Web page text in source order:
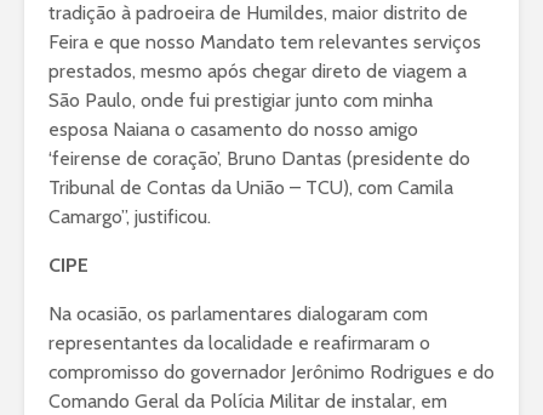
tradição à padroeira de Humildes, maior distrito de
Feira e que nosso Mandato tem relevantes serviços
prestados, mesmo após chegar direto de viagem a
São Paulo, onde fui prestigiar junto com minha
esposa Naiana o casamento do nosso amigo
‘feirense de coração’, Bruno Dantas (presidente do
Tribunal de Contas da União – TCU), com Camila
Camargo”, justificou.
CIPE
Na ocasião, os parlamentares dialogaram com
representantes da localidade e reafirmaram o
compromisso do governador Jerônimo Rodrigues e do
Comando Geral da Polícia Militar de instalar, em